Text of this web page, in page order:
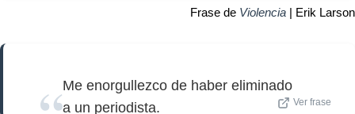
Frase de Violencia | Erik Larson
Me enorgullezco de haber eliminado
a un periodista.
Ver frase